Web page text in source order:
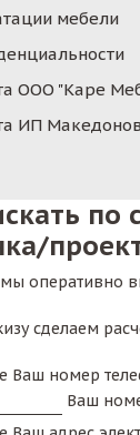
мебели
ООО "Каре
ИП
по
оперативно
сделаем
Ваш номер
Ваш